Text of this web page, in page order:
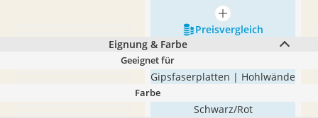
mehr anzeigen
Preis­vergleich
Eignung & Farbe
Geeignet für
Gipsfaserplatten | Hohlwände
Farbe
Schwarz/Rot